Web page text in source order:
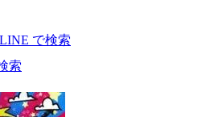
で検索
索